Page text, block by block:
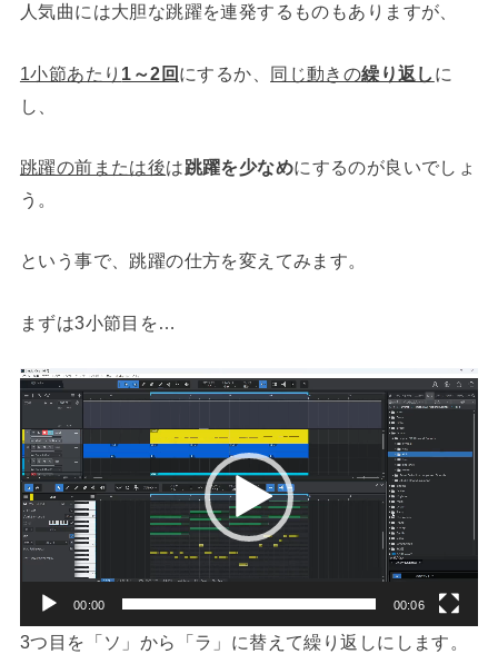
人気曲には大胆な跳躍を連発するものもありますが、
1小節あたり 1～2回 にするか、 同じ動きの繰り返し に
し、
跳躍の前または後は跳躍を少なめにするのが良いでしょ
う。
という事で、跳躍の仕方を変えてみます。
まずは3小節目を…
動
プ
レ
ー
ヤ
00:00 00:06
3つ目を「ソ」から「ラ」に替えて繰り返しにします。